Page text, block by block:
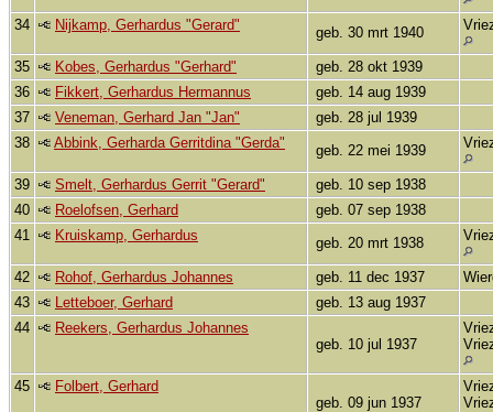
34 Nijkamp, Gerhardus "Gerard" geb. 30 mrt 1940
35 Kobes, Gerhardus "Gerhard"
geb. 28 okt 1939
36
Fikkert, Gerhardus Hermannus
geb. 14 aug 1939
37
Veneman, Gerhard Jan "Jan"
geb. 28 jul 1939
38
Abbink, Gerharda Gerritdina "Gerda" geb. 22 mei 1939
39 Smelt, Gerhardus Gerrit "Gerard"
geb. 10 sep 1938
40
Roelofsen, Gerhard
geb. 07 sep 1938
41
Kruiskamp, Gerhardus geb. 20 mrt 1938
42 Rohof, Gerhardus Johannes geb. 11 dec 1937
43
Letteboer, Gerhard
geb. 13 aug 1937
44
Reekers, Gerhardus Johannes
geb. 10 jul 1937
45
Folbert, Gerhard
geb. 09 jun 1937